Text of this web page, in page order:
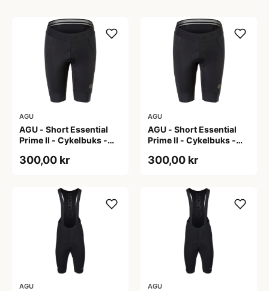
AGU
AGU - Short Essential
Prime II - Cykelbuks -
300,00 kr
AGU
AGU - Short Essential
Prime II - Cykelbuks -
300,00 kr
AGU AGU